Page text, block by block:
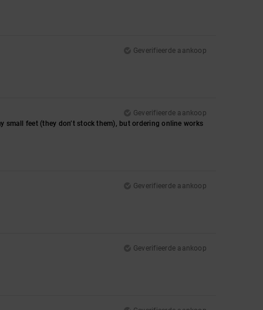
Geverifieerde aankoop
Geverifieerde aankoop
feet (they don’t stock them), but ordering online works
Geverifieerde aankoop
Geverifieerde aankoop